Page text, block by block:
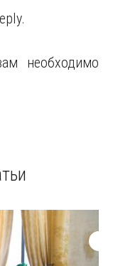
необходимо